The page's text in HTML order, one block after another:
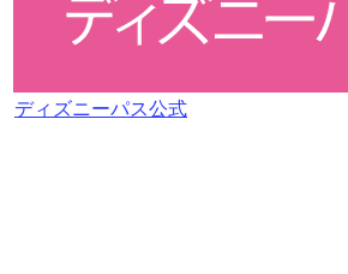
ディズニーパス公式